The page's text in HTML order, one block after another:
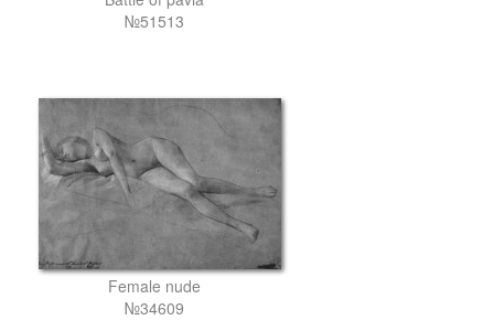
№51513
Female nude
№34609